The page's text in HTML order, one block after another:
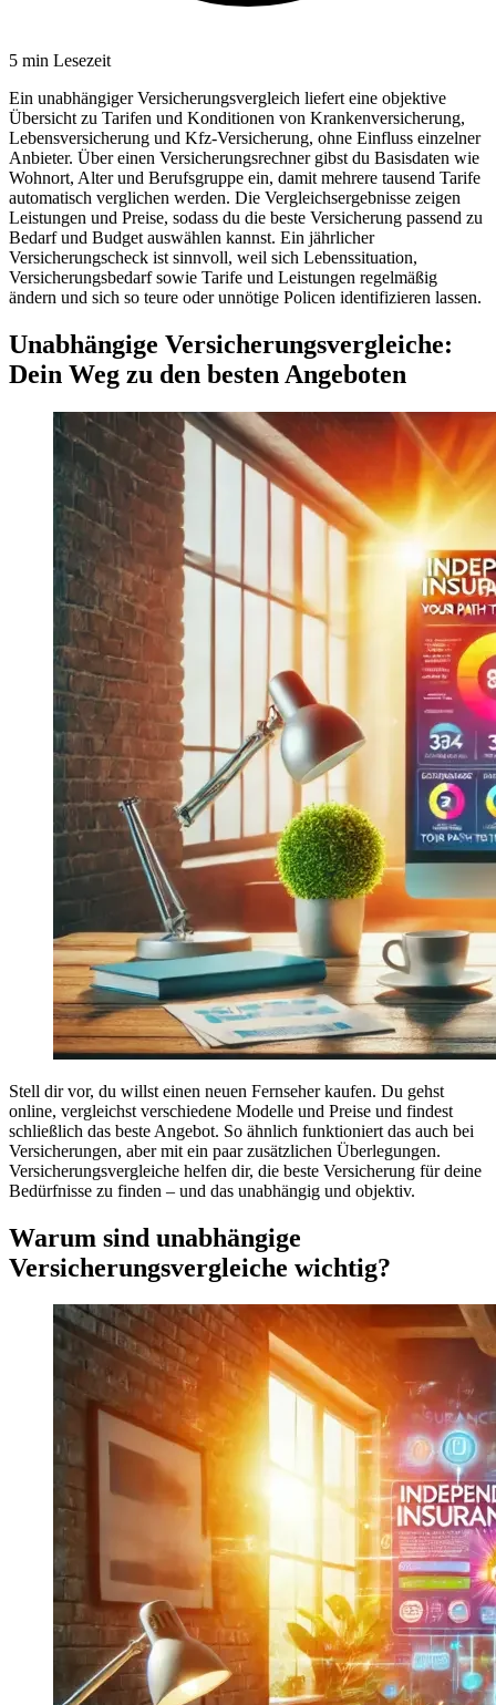
5 min Lesezeit
Ein unabhängiger Versicherungsvergleich liefert eine objektive
Übersicht zu Tarifen und Konditionen von Krankenversicherung,
Lebensversicherung und Kfz-Versicherung, ohne Einfluss einzelner
Anbieter. Über einen Versicherungsrechner gibst du Basisdaten wie
Wohnort, Alter und Berufsgruppe ein, damit mehrere tausend Tarife
automatisch verglichen werden. Die Vergleichsergebnisse zeigen
Leistungen und Preise, sodass du die beste Versicherung passend zu
Bedarf und Budget auswählen kannst. Ein jährlicher
Versicherungscheck ist sinnvoll, weil sich Lebenssituation,
Versicherungsbedarf sowie Tarife und Leistungen regelmäßig
ändern und sich so teure oder unnötige Policen identifizieren lassen.
Unabhängige Versicherungsvergleiche:
Dein Weg zu den besten Angeboten
Stell dir vor, du willst einen neuen Fernseher kaufen. Du gehst
online, vergleichst verschiedene Modelle und Preise und findest
schließlich das beste Angebot. So ähnlich funktioniert das auch bei
Versicherungen, aber mit ein paar zusätzlichen Überlegungen.
Versicherungsvergleiche helfen dir, die beste Versicherung für deine
Bedürfnisse zu finden – und das unabhängig und objektiv.
Warum sind unabhängige
Versicherungsvergleiche wichtig?